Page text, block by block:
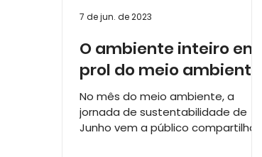
O ambiente inteiro em
prol do meio ambiente
No mês do meio ambiente, a
jornada de sustentabilidade de
Junho vem a público compartilhar
7 de jun. de 2023